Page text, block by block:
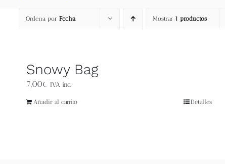
Ordena por Fecha Mostrar 1 productos
Snowy Bag
7,00€ IVA inc.
Añadir al carrito Detalles